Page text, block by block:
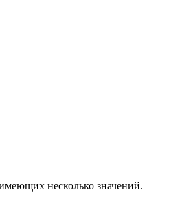
несколько значений.